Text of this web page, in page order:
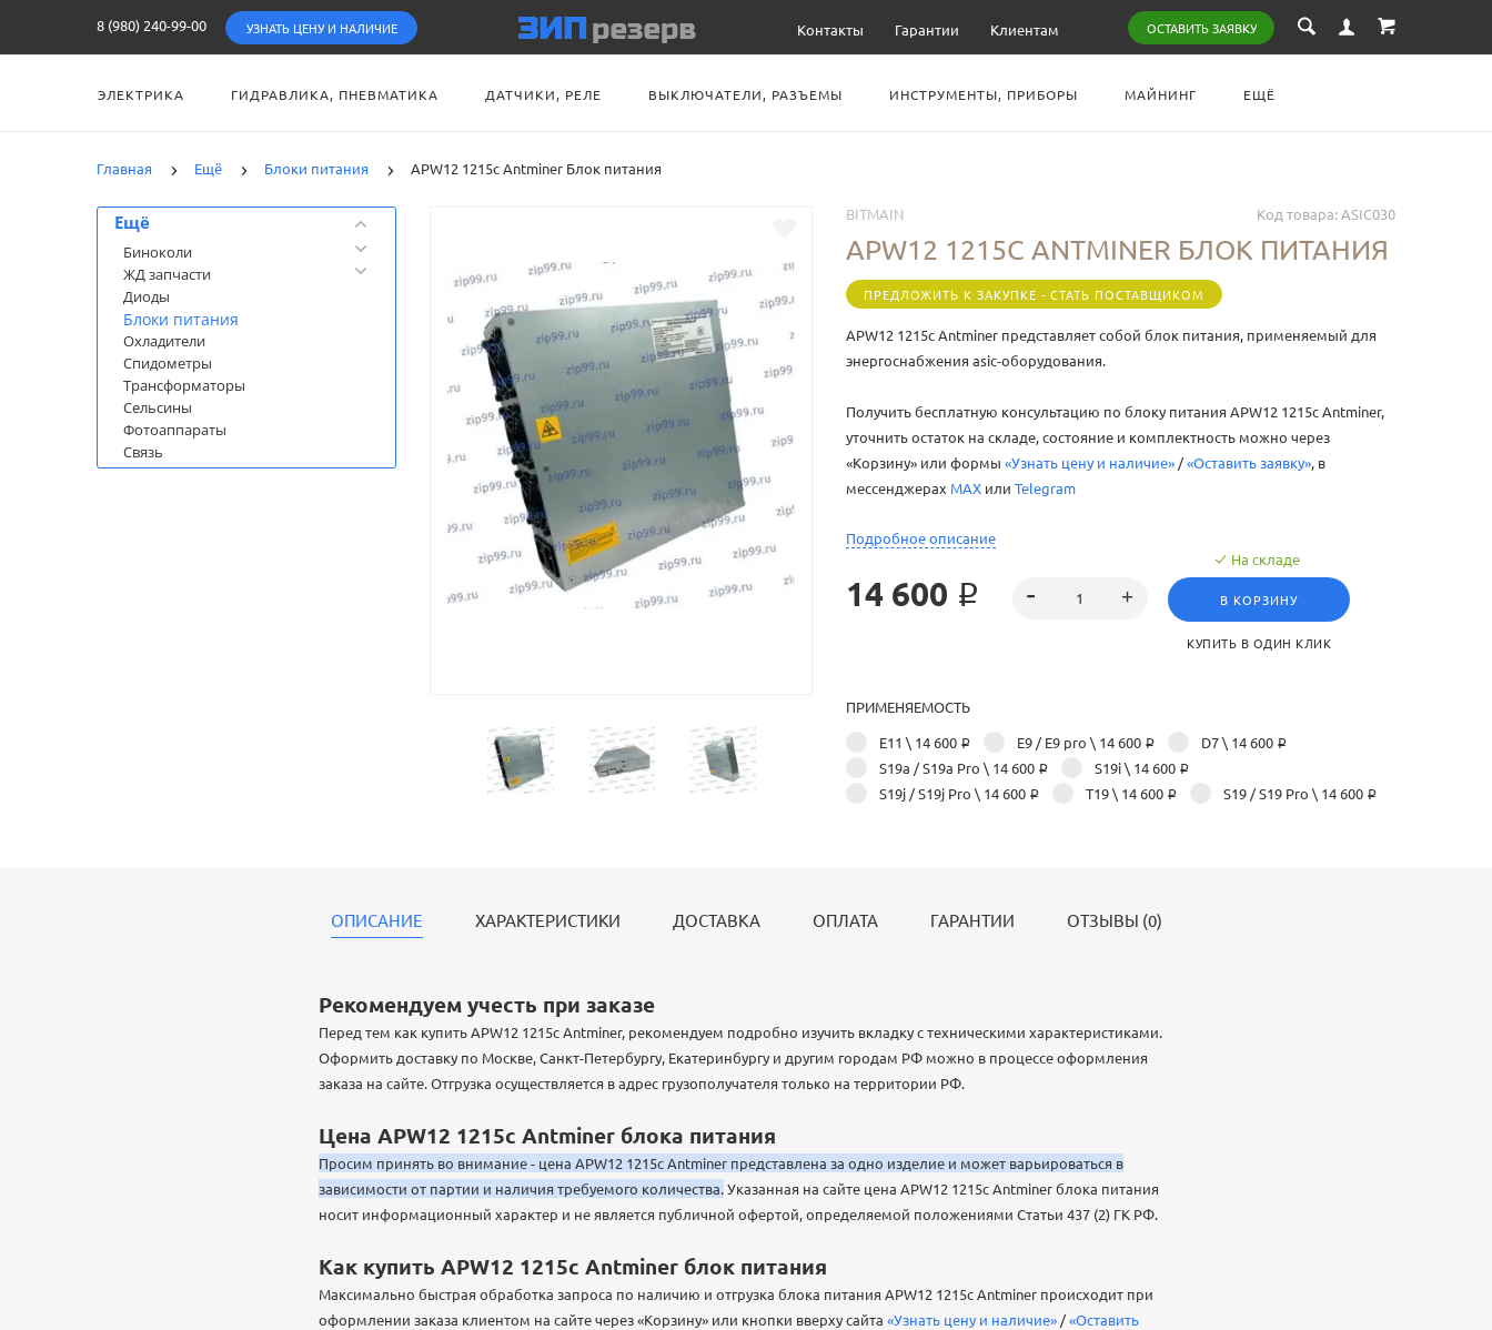
8 (980) 240-99-00 УЗНАТЬ ЦЕНУ И НАЛИЧИЕ ОСТАВИТЬ ЗАЯВКУ
Контакты Гарантии Клиентам
ЭЛЕКТРИКА ГИДРАВЛИКА, ПНЕВМАТИКА ДАТЧИКИ, РЕЛЕ ВЫКЛЮЧАТЕЛИ, РАЗЪЕМЫ ИНСТРУМЕНТЫ, ПРИБОРЫ МАЙНИНГ ЕЩЁ
Главная Ещё Блоки питания APW12 1215c Antminer Блок питания
Ещё
Биноколи
ЖД запчасти
Диоды
Блоки питания
Охладители
Спидометры
Трансформаторы
Сельсины
Фотоаппараты
Связь
Код товара: ASIC030
BITMAIN
APW12 1215C ANTMINER БЛОК ПИТАНИЯ
ПРЕДЛОЖИТЬ К ЗАКУПКЕ - СТАТЬ ПОСТАВЩИКОМ
APW12 1215c Antminer представляет собой блок питания, применяемый для
энергоснабжения asic-оборудования.
Получить бесплатную консультацию по блоку питания APW12 1215c Antminer,
уточнить остаток на складе, состояние и комплектность можно через
«Корзину» или формы «Узнать цену и наличие» /«Оставить заявку», в
мессенджерах MAX или Telegram
Подробное описание
14 600 ₽
На складе
В КОРЗИНУ
КУПИТЬ В ОДИН КЛИК
ПРИМЕНЯЕМОСТЬ
Е11\ 14 600 ₽ Е9 / E9 pro\ 14 600 ₽ D7\ 14 600 ₽
S19a / S19a Pro\ 14 600 ₽ S19i\ 14 600 ₽
S19j / S19j Pro\ 14 600 ₽ T19\ 14 600 ₽ S19 / S19 Pro\ 14 600 ₽
ОПИСАНИЕ ХАРАКТЕРИСТИКИ ДОСТАВКА ОПЛАТА ГАРАНТИИ ОТЗЫВЫ (0)
Рекомендуем учесть при заказе
Перед тем как купить APW12 1215c Antminer, рекомендуем подробно изучить вкладку с техническими характеристиками.
Оформить доставку по Москве, Санкт-Петербургу, Екатеринбургу и другим городам РФ можно в процессе оформления
заказа на сайте. Отгрузка осуществляется в адрес грузополучателя только на территории РФ.
Цена APW12 1215c Antminer блока питания
Просим принять во внимание - цена APW12 1215c Antminer представлена за одно изделие и может варьироваться в
зависимости от партии и наличия требуемого количества.Указанная на сайте цена APW12 1215c Antminer блока питания
носит информационный характер и не является публичной офертой, определяемой положениями Статьи 437 (2) ГК РФ.
Как купить APW12 1215c Antminer блок питания
Максимально быстрая обработка запроса по наличию и отгрузка блока питания APW12 1215c Antminer происходит при
оформлении заказа клиентом на сайте через «Корзину» или кнопки вверху сайта «Узнать цену и наличие» /«Оставить